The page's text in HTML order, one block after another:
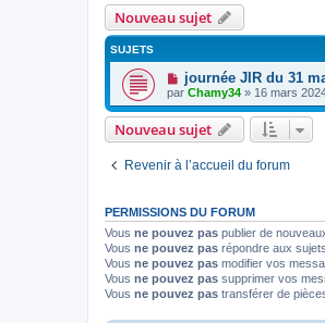
Nouveau sujet
SUJETS
journée JIR du 31
par Chamy34 » 16 mars
Nouveau sujet
Revenir à l’accueil du forum
PERMISSIONS DU FORUM
Vous ne pouvez pas publier de
Vous ne pouvez pas répondre aux
Vous ne pouvez pas modifier vos
Vous ne pouvez pas supprimer vos
Vous ne pouvez pas transférer de